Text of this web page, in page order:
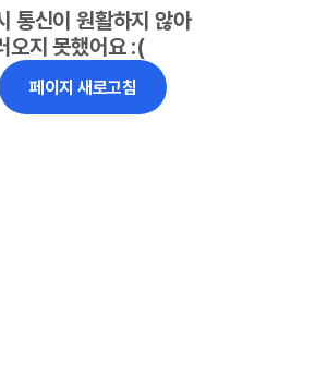
통신이 원활하지 않아
오지 못했어요 :(
페이지 새로고침